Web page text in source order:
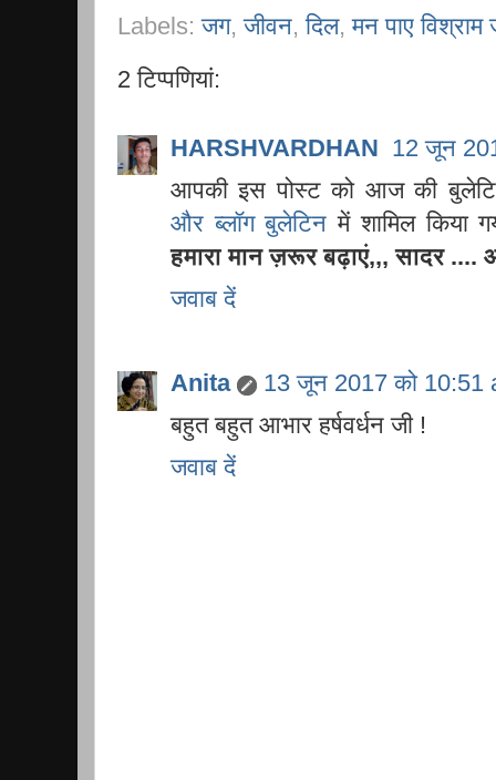
Labels:जग,जीवन,दिल,मन पाए विश्राम
2 टिप्‍पणियां:
HARSHVARDHAN 12 जून
आपकी इस पोस्ट को आज की
और ब्लॉग बुलेटिन में शामिल किया
हमारा मान ज़रूर बढ़ाएं,,, सादर ....
जवाब दें
Anita
13 जून 2017 को 10:51
बहुत बहुत आभार हर्षवर्धन जी !
जवाब दें